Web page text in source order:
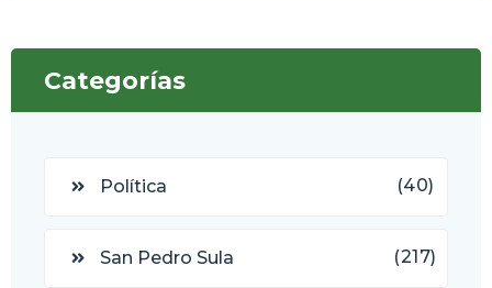
Categorías
Política (40)
San Pedro Sula (217)